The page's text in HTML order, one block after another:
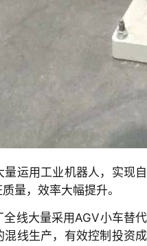
运用工业机器人，实现自
量，效率大幅提升。
线大量采用AGV小车替代
线生产，有效控制投资成